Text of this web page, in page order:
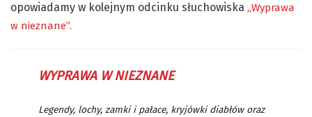
opowiadamy w kolejnym odcinku słuchowiska „Wyprawa
w nieznane”.
WYPRAWA W NIEZNANE
Legendy, lochy, zamki i pałace, kryjówki diabłów oraz